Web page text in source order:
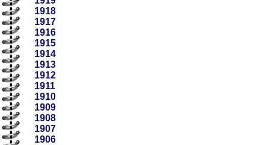
1918
1917
1916
1915
1914
1913
1912
1911
1910
1909
1908
1907
1906